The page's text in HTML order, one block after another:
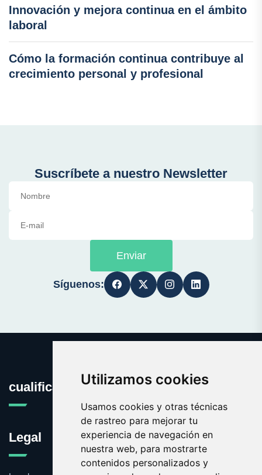
Utilizamos cookies
Usamos cookies y otras técnicas
de rastreo para mejorar tu
experiencia de navegación en
nuestra web, para mostrarte
contenidos personalizados y
Innovación y mejora continua en el ámbito
laboral
Cómo la formación continua contribuye al
crecimiento personal y profesional
Suscríbete a nuestro Newsletter
Enviar
Síguenos:
cualificacion.es
Legal